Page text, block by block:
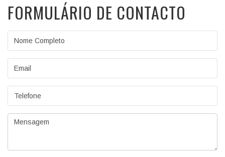
FORMULÁRIO DE CONTACTO
Mensagem